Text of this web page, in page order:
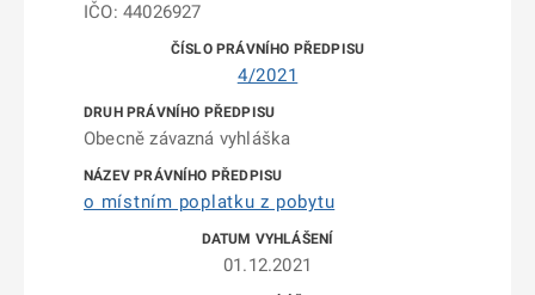
IČO: 44026927
4/2021
Obecně závazná vyhláška
o místním poplatku z pobytu
01.12.2021